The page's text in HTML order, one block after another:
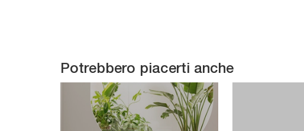
Potrebbero piacerti anche